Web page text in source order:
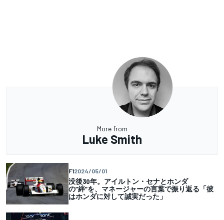
More from
Luke Smith
F12024/05/01
没後30年。アイルトン・セナとホンダ
の”絆”を、マネージャーの言葉で振り返る「彼
はホンダに対して誠実だった」